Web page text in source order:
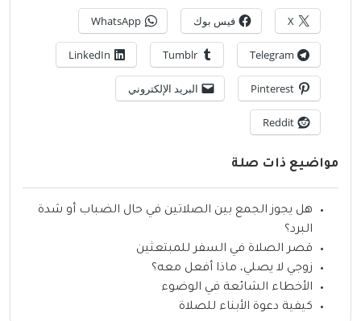
X فيس بوك WhatsApp
Telegram
Tumblr
LinkedIn
Pinterest البريد الإلكتروني
Reddit
مواضيع ذات صلة
هل يجوز الجمع بين الصلاتين في حال الضباب أو شدة
البرد؟
قصر الصلاة في السفر للمبتعثين
زوجي لا يصلي، ماذا أفعل معه؟
الأخطاء الشائعة في الوضوء
كيفية دعوة الأبناء للصلاة